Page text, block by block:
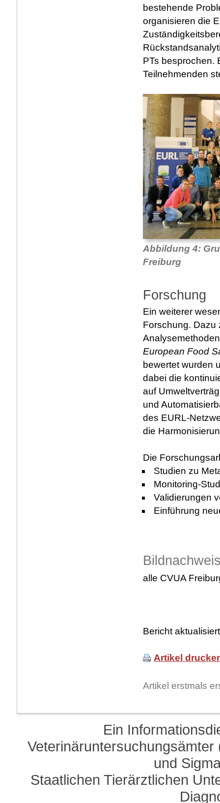
bestehende
organisieren die
PTs besprochen.
Teilnehmenden
Abbildung 4:
Freiburg
Forschung
Ein weiterer
Forschung. Dazu
European Food
bewertet wurden
dabei die
auf
und
des EURL-
die
Die
Studien zu
Monitoring-
Validierungen
Einführung
alle CVUA
Bericht
Artikel
Artikel erstmals
Ein
und
Staatlichen Tierärztlichen